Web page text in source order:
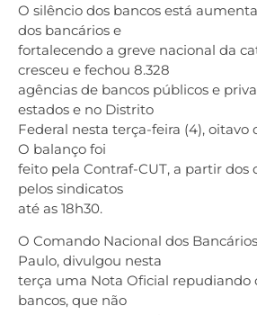
O silêncio dos bancos está
dos bancários e
fortalecendo a greve nacional da
cresceu e fechou 8.328
agências de bancos públicos e
estados e no Distrito
Federal nesta terça-feira (4), oitavo
O balanço foi
feito pela Contraf-CUT, a partir dos
pelos sindicatos
até as 18h30.
O Comando Nacional dos
Paulo, divulgou nesta
terça uma Nota Oficial repudiando
bancos, que não